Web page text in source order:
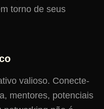
torno de seus
valioso. Conecte-
mentores, potenciais